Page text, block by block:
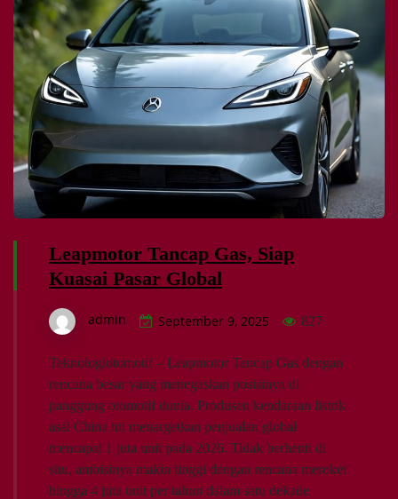
Leapmotor Tancap Gas, Siap
Kuasai Pasar Global
admin September 9, 2025 827
Teknologiotomotif – Leapmotor Tancap Gas dengan
rencana besar yang menegaskan posisinya di
panggung otomotif dunia. Produsen kendaraan listrik
asal China ini menargetkan penjualan global
mencapai 1 juta unit pada 2026. Tidak berhenti di
situ, ambisinya makin tinggi dengan rencana meroket
hingga 4 juta unit per tahun dalam satu dekade